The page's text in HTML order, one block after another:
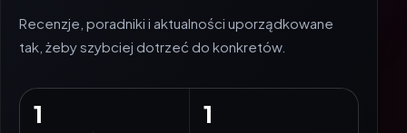
Recenzje, poradniki i aktualności uporządkowane
tak, żeby szybciej dotrzeć do konkretów.
1 1